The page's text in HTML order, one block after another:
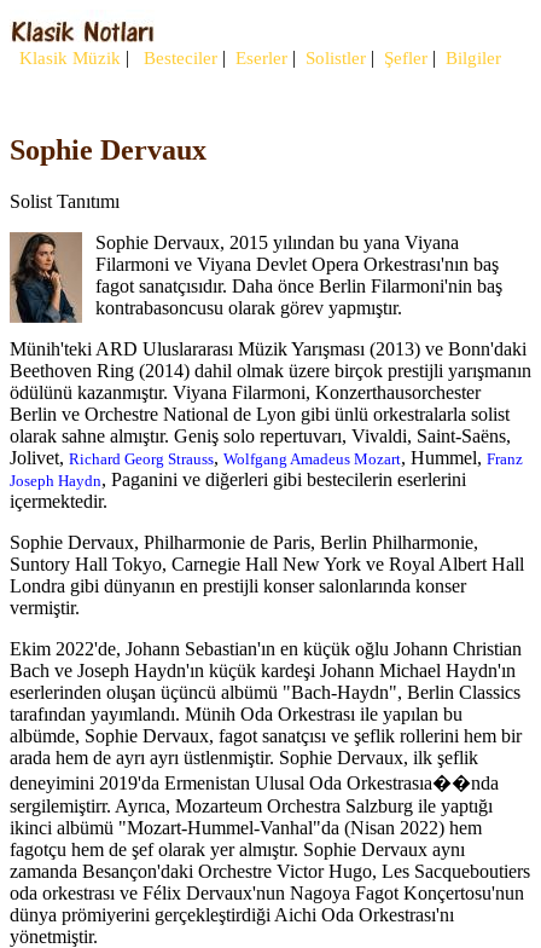
Klasik Müzik | Besteciler | Eserler | Solistler | Şefler | Bilgiler
Sophie Dervaux
Solist Tanıtımı
Sophie Dervaux, 2015 yılından bu yana Viyana
Filarmoni ve Viyana Devlet Opera Orkestrası'nın baş
fagot sanatçısıdır. Daha önce Berlin Filarmoni'nin baş
kontrabasoncusu olarak görev yapmıştır.
Münih'teki ARD Uluslararası Müzik Yarışması (2013) ve Bonn'daki
Beethoven Ring (2014) dahil olmak üzere birçok prestijli yarışmanın
ödülünü kazanmıştır. Viyana Filarmoni, Konzerthausorchester
Berlin ve Orchestre National de Lyon gibi ünlü orkestralarla solist
olarak sahne almıştır. Geniş solo repertuvarı, Vivaldi, Saint-Saëns,
Jolivet, Richard Georg Strauss, Wolfgang Amadeus Mozart, Hummel, Franz
Joseph Haydn, Paganini ve diğerleri gibi bestecilerin eserlerini
içermektedir.
Sophie Dervaux, Philharmonie de Paris, Berlin Philharmonie,
Suntory Hall Tokyo, Carnegie Hall New York ve Royal Albert Hall
Londra gibi dünyanın en prestijli konser salonlarında konser
vermiştir.
Ekim 2022'de, Johann Sebastian'ın en küçük oğlu Johann Christian
Bach ve Joseph Haydn'ın küçük kardeşi Johann Michael Haydn'ın
eserlerinden oluşan üçüncü albümü "Bach-Haydn", Berlin Classics
tarafından yayımlandı. Münih Oda Orkestrası ile yapılan bu
albümde, Sophie Dervaux, fagot sanatçısı ve şeflik rollerini hem bir
arada hem de ayrı ayrı üstlenmiştir. Sophie Dervaux, ilk şeflik
deneyimini 2019'da Ermenistan Ulusal Oda Orkestrasıa��nda
sergilemiştirr. Ayrıca, Mozarteum Orchestra Salzburg ile yaptığı
ikinci albümü "Mozart-Hummel-Vanhal"da (Nisan 2022) hem
fagotçu hem de şef olarak yer almıştır. Sophie Dervaux aynı
zamanda Besançon'daki Orchestre Victor Hugo, Les Sacqueboutiers
oda orkestrası ve Félix Dervaux'nun Nagoya Fagot Konçertosu'nun
dünya prömiyerini gerçekleştirdiği Aichi Oda Orkestrası'nı
yönetmiştir.